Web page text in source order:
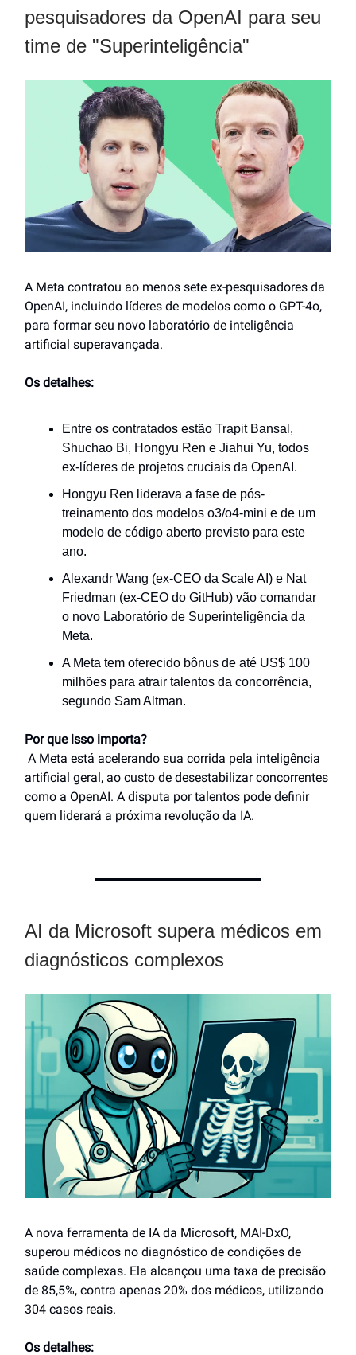
pesquisadores da OpenAI para seu
time de "Superinteligência"
A Meta contratou ao menos sete ex-pesquisadores da
OpenAI, incluindo líderes de modelos como o GPT-4o,
para formar seu novo laboratório de inteligência
artificial superavançada.
Os detalhes:
Entre os contratados estão Trapit Bansal,
Shuchao Bi, Hongyu Ren e Jiahui Yu, todos
ex-líderes de projetos cruciais da OpenAI.
Hongyu Ren liderava a fase de pós-
treinamento dos modelos o3/o4-mini e de um
modelo de código aberto previsto para este
ano.
Alexandr Wang (ex-CEO da Scale AI) e Nat
Friedman (ex-CEO do GitHub) vão comandar
o novo Laboratório de Superinteligência da
Meta.
A Meta tem oferecido bônus de até US$ 100
milhões para atrair talentos da concorrência,
segundo Sam Altman.
Por que isso importa?
A Meta está acelerando sua corrida pela inteligência
artificial geral, ao custo de desestabilizar concorrentes
como a OpenAI. A disputa por talentos pode definir
quem liderará a próxima revolução da IA.
AI da Microsoft supera médicos em
diagnósticos complexos
A nova ferramenta de IA da Microsoft, MAI-DxO,
superou médicos no diagnóstico de condições de
saúde complexas. Ela alcançou uma taxa de precisão
de 85,5%, contra apenas 20% dos médicos, utilizando
304 casos reais.
Os detalhes: